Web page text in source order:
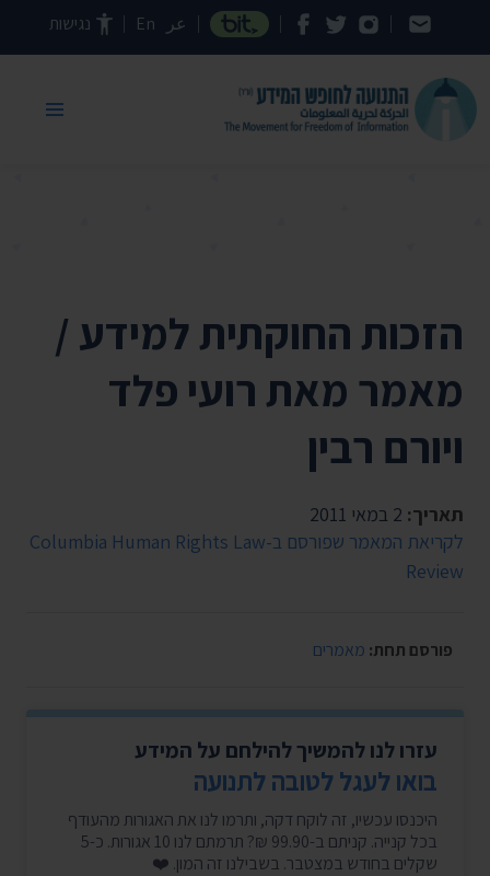
דילוג לתוכן העמוד عر En נגישות
הזכות החוקתית למידע /
מאמר מאת רועי פלד
ויורם רבין
תאריך:
לקריאת המאמר שפורסם ב-Columbia Human Rights Law
Review
פורסם תחת: מאמרים
עזרו לנו להמשיך להילחם על המידע
בואו לעגל לטובה לתנועה
היכנסו עכשיו, זה לוקח דקה, ותרמו לנו את האגורות מהעודף
בכל קנייה. קניתם ב-99.90 ₪? תרמתם לנו 10 אגורות. כ-5
שקלים בחודש במצטבר. בשבילנו זה המון. ❤️